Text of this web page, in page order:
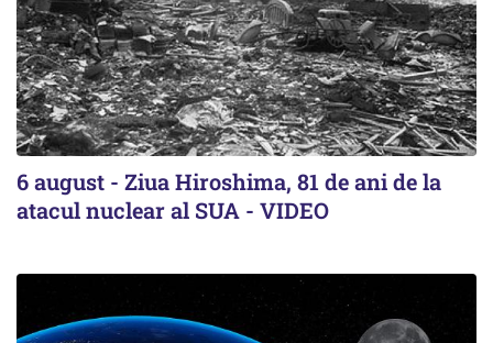
6 august - Ziua Hiroshima, 81 de ani de la
atacul nuclear al SUA - VIDEO